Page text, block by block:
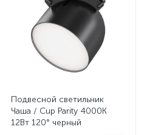
Подвесной светильник
Чаша / Cup Parity 4000K
12Вт 120° черный